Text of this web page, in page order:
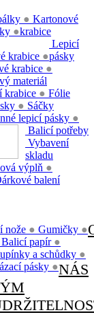
●
●
Kartonové
krabice
krabice ●
krabice ●
krabice ●
Lepicí
pásky
●
lepicí pásky ●
materiál
výplň ●
Fólie
Sáčky
Balicí potřeby
nože ● Gumičky ●
Balicí papír ●
Vybavení
skladu
a schůdky ●
pásky ●
balení
NÁS